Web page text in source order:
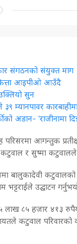
संगठनको संयुक्त माग
आइपीओ आउँदै
सुन
३९ म्यानपावर
अडान- ‘राजीनामा
परिसरमा आगन्तुक
र सुष्मा कटुवालले
कटुवालको
भट्टराईले उद्घाटन
५ लाख ८५ हजार ४१३
कटुवाल परिवारको